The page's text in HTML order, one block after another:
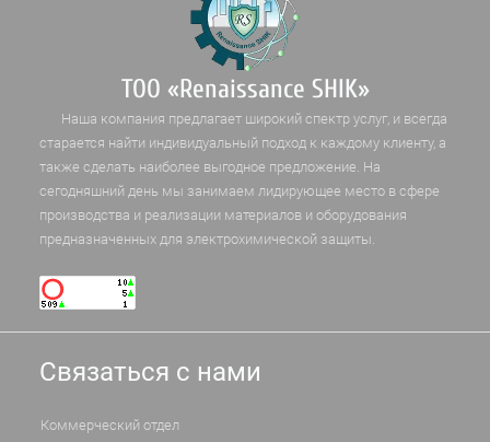
ТОО «Renaissance SHIK»
Наша компания предлагает широкий спектр услуг, и всегда
старается найти индивидуальный подход к каждому клиенту, а
также сделать наиболее выгодное предложение. На
сегодняшний день мы занимаем лидирующее место в сфере
производства и реализации материалов и оборудования
предназначенных для электрохимической защиты.
Связаться с нами
Коммерческий отдел